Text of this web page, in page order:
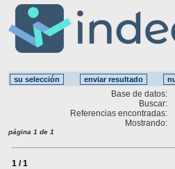
Base de datos:
Buscar:
Referencias encontradas:
Mostrando:
página 1 de 1
1 / 1